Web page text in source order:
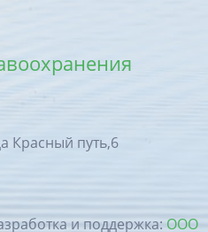
Красный путь,6
и поддержка: ООО